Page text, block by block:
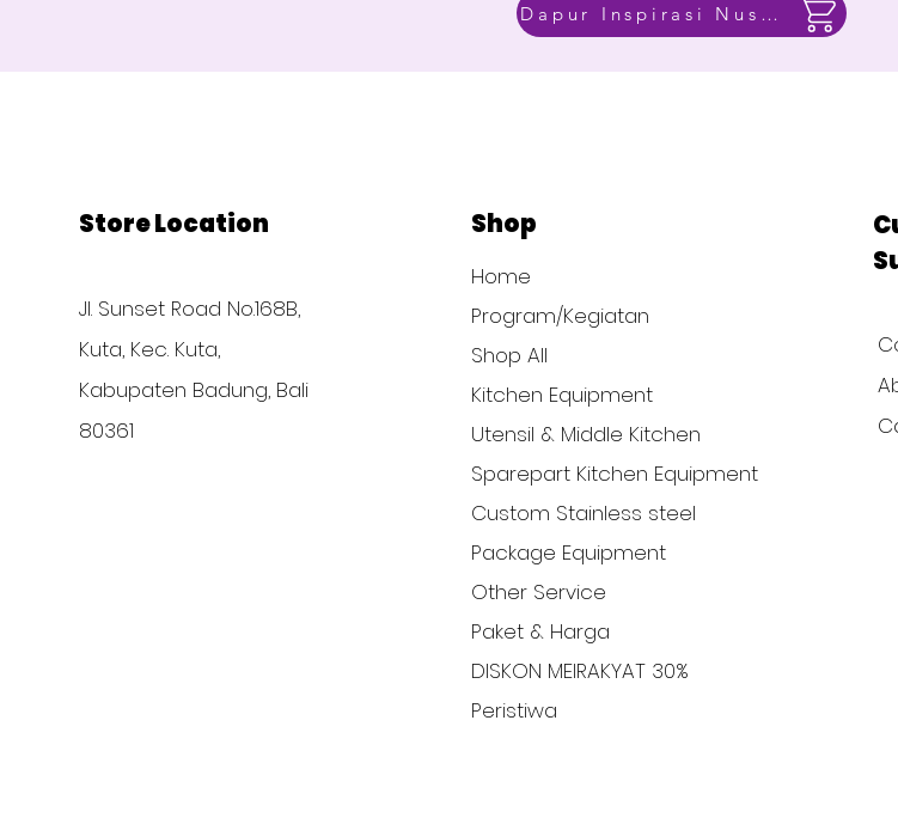
Dapur Inspirasi Nusantara
Store Location
Jl. Sunset Road No.168B,
Kuta, Kec. Kuta,
Kabupaten Badung, Bali
80361
Shop
Home
Program/Kegiatan
Shop All
Kitchen Equipment
Utensil & Middle Kitchen
Sparepart Kitchen Equipment
Custom Stainless steel
Package Equipment
Other Service
Paket & Harga
DISKON MEIRAKYAT 30%
Peristiwa